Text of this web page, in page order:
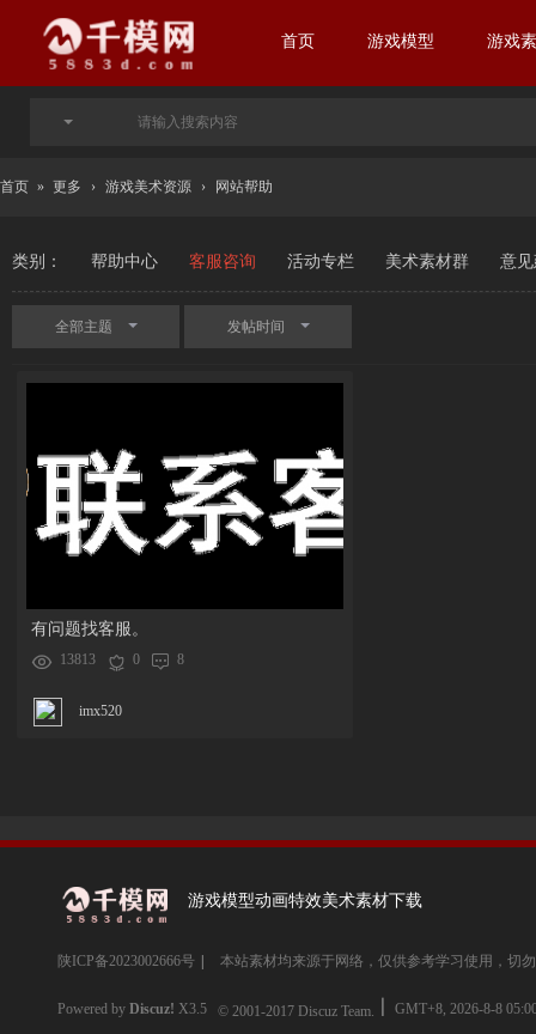
首页 游戏模型 游戏
首页 » 更多 › 游戏美术资源 › 网站帮助
类别： 帮助中心 客服咨询 活动专栏 美术素材群 意
全部主题 发帖时间
有问题找客服。
13813 0 8
imx520
游戏模型动画特效美术素材下载
陕ICP备2023002666号 本站素材均来源于网络，仅供参考学习使用，切
Powered by Discuz! X3.5 © 2001-2017 Discuz Team. GMT+8, 2026-8-8